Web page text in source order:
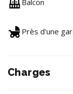
Balcon
Près d'une
Charges